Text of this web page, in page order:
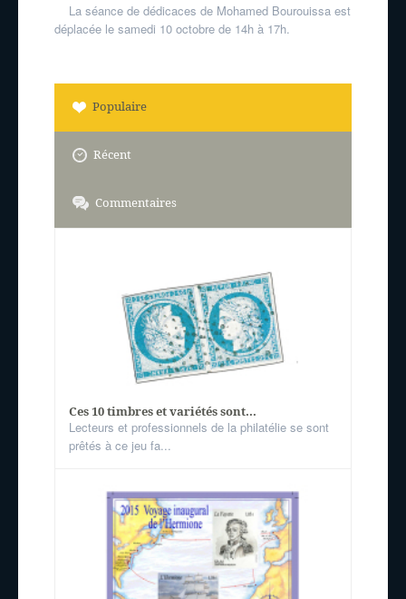
La séance de dédicaces de Mohamed Bourouissa est
déplacée le samedi 10 octobre de 14h à 17h.
Populaire
Récent
Commentaires
Ces 10 timbres et variétés sont...
Lecteurs et professionnels de la philatélie se sont
prêtés à ce jeu fa...